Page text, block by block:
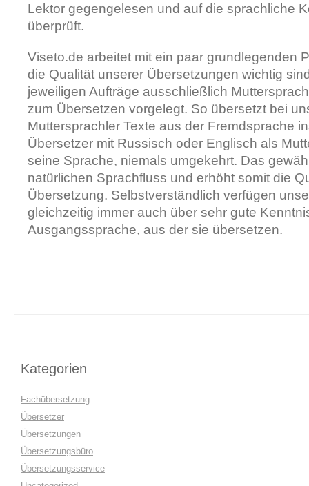
Lektor gegengelesen und auf die sprachliche
überprüft.
Viseto.de arbeitet mit ein paar grundlegenden
die Qualität unserer Übersetzungen wichtig
jeweiligen Aufträge ausschließlich
zum Übersetzen vorgelegt. So übersetzt bei
Muttersprachler Texte aus der Fremdsprache
Übersetzer mit Russisch oder Englisch als
seine Sprache, niemals umgekehrt. Das
natürlichen Sprachfluss und erhöht somit die
Übersetzung. Selbstverständlich verfügen
gleichzeitig immer auch über sehr gute
Ausgangssprache, aus der sie übersetzen.
Kategorien
Fachübersetzung
Übersetzer
Übersetzungen
Übersetzungsbüro
Übersetzungsservice